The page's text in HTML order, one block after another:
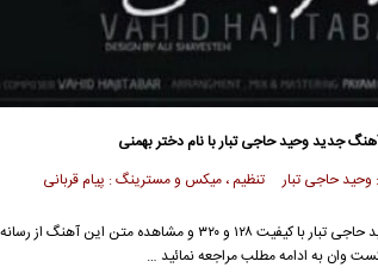
آهنگ جدیدوحید حاجی تباربا نام دختر بهمنی
: وحید حاجی تبار تنظیم ، میکس و مسترینگ : پیام قربانی
حاجی تبار
با کیفیت ۱۲۸ و ۳۲۰ و مشاهده متن این آهنگ از
وان به ادامه مطلب مراجعه نمائید …